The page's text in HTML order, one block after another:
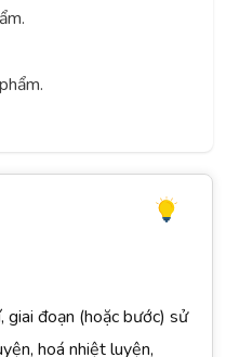
giai đoạn (hoặc bước) sử
hoá nhiệt luyện,